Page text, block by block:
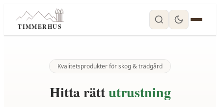
TIMMERHUS
Kvalitetsprodukter för skog & trädgård
Hitta rättutrustning